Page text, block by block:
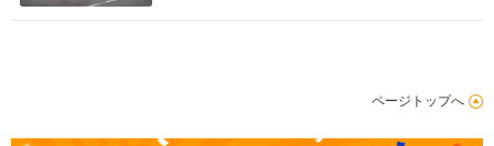
ページトップへ